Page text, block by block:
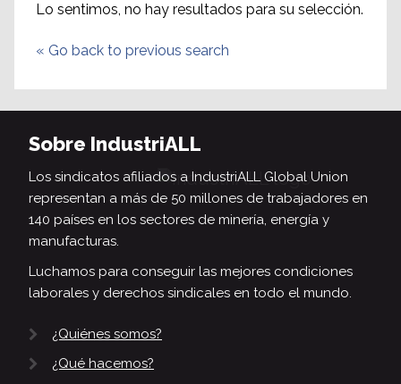
Lo sentimos, no hay resultados para su selección.
« Go back to previous search
Sobre IndustriALL
Los sindicatos afiliados a IndustriALL Global Union
representan a más de 50 millones de trabajadores en
140 países en los sectores de minería, energía y
manufacturas.
Luchamos para conseguir las mejores condiciones
laborales y derechos sindicales en todo el mundo.
¿Quiénes somos?
¿Qué hacemos?